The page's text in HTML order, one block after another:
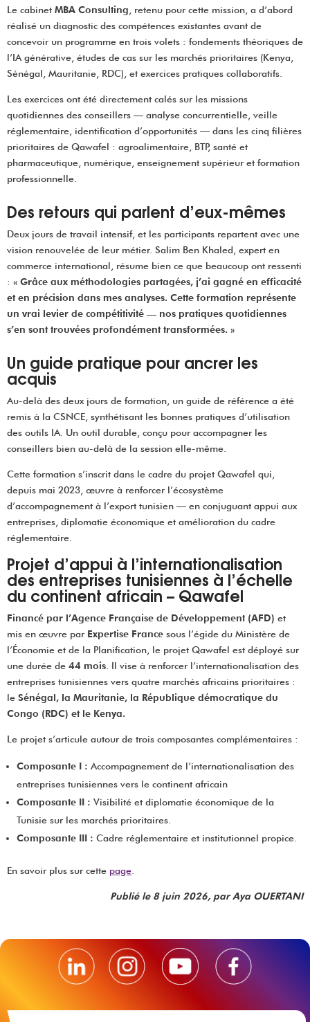
Le cabinet MBA Consulting, retenu pour cette mission, a d’abord
réalisé un diagnostic des compétences existantes avant de
concevoir un programme en trois volets : fondements théoriques de
l’IA générative, études de cas sur les marchés prioritaires (Kenya,
Sénégal, Mauritanie, RDC), et exercices pratiques collaboratifs.
Les exercices ont été directement calés sur les missions
quotidiennes des conseillers — analyse concurrentielle, veille
réglementaire, identification d’opportunités — dans les cinq filières
prioritaires de Qawafel : agroalimentaire, BTP, santé et
pharmaceutique, numérique, enseignement supérieur et formation
professionnelle.
Des retours qui parlent d’eux-mêmes
Deux jours de travail intensif, et les participants repartent avec une
vision renouvelée de leur métier. Salim Ben Khaled, expert en
commerce international, résume bien ce que beaucoup ont ressenti
: « Grâce aux méthodologies partagées, j’ai gagné en efficacité
et en précision dans mes analyses. Cette formation représente
un vrai levier de compétitivité — nos pratiques quotidiennes
s’en sont trouvées profondément transformées. »
Un guide pratique pour ancrer les
acquis
Au-delà des deux jours de formation, un guide de référence a été
remis à la CSNCE, synthétisant les bonnes pratiques d’utilisation
des outils IA. Un outil durable, conçu pour accompagner les
conseillers bien au-delà de la session elle-même.
Cette formation s’inscrit dans le cadre du projet Qawafel qui,
depuis mai 2023, œuvre à renforcer l’écosystème
d’accompagnement à l’export tunisien — en conjuguant appui aux
entreprises, diplomatie économique et amélioration du cadre
réglementaire.
Projet d’appui à l’internationalisation
des entreprises tunisiennes à l’échelle
du continent africain – Qawafel
Financé par l’Agence Française de Développement (AFD) et
mis en œuvre par Expertise France sous l’égide du Ministère de
l’Économie et de la Planification, le projet Qawafel est déployé sur
une durée de 44 mois. Il vise à renforcer l’internationalisation des
entreprises tunisiennes vers quatre marchés africains prioritaires :
le Sénégal, la Mauritanie, la République démocratique du
Congo (RDC) et le Kenya.
Le projet s’articule autour de trois composantes complémentaires :
Composante I : Accompagnement de l’internationalisation des
entreprises tunisiennes vers le continent africain
Composante II : Visibilité et diplomatie économique de la
Tunisie sur les marchés prioritaires.
Composante III : Cadre réglementaire et institutionnel propice.
En savoir plus sur cette page.
Publié le 8 juin 2026, par Aya OUERTANI